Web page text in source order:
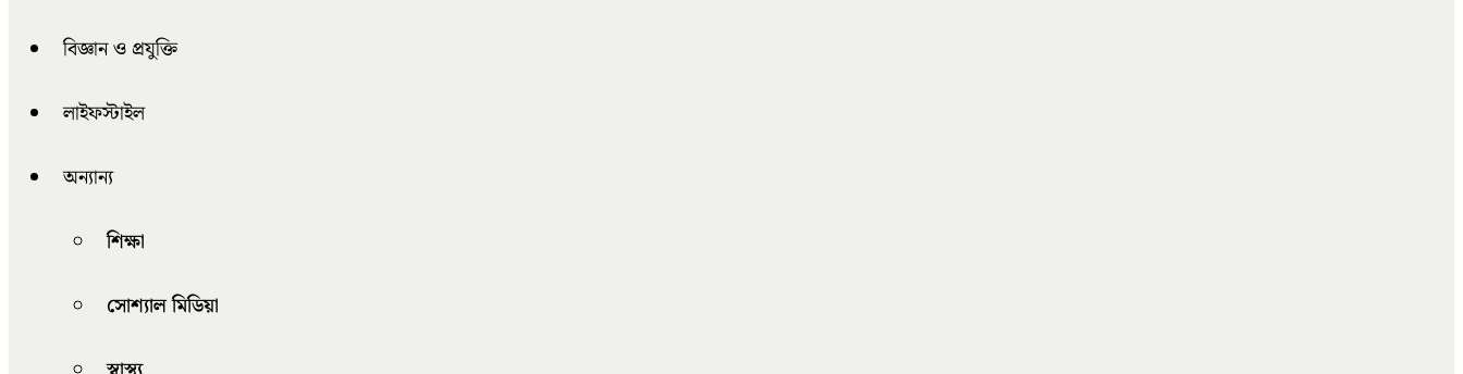
বিজ্ঞান ও প্রযুক্তি
লাইফস্টাইল
অন্যান্য
শিক্ষা
সোশ্যাল মিডিয়া